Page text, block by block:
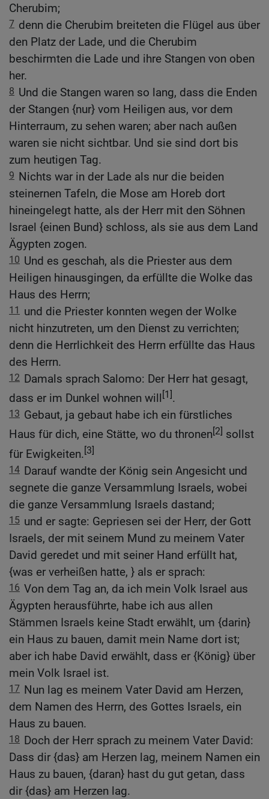
Cherubim;
7 denn die Cherubim breiteten die Flügel aus über
den Platz der Lade, und die Cherubim
beschirmten die Lade und ihre Stangen von oben
her.
8 Und die Stangen waren so lang, dass die Enden
der Stangen {nur} vom Heiligen aus, vor dem
Hinterraum, zu sehen waren; aber nach außen
waren sie nicht sichtbar. Und sie sind dort bis
zum heutigen Tag.
9 Nichts war in der Lade als nur die beiden
steinernen Tafeln, die Mose am Horeb dort
hineingelegt hatte, als der Herr mit den Söhnen
Israel {einen Bund} schloss, als sie aus dem Land
Ägypten zogen.
10 Und es geschah, als die Priester aus dem
Heiligen hinausgingen, da erfüllte die Wolke das
Haus des Herrn;
11 und die Priester konnten wegen der Wolke
nicht hinzutreten, um den Dienst zu verrichten;
denn die Herrlichkeit des Herrn erfüllte das Haus
des Herrn.
12 Damals sprach Salomo: Der Herr hat gesagt,
dass er im Dunkel wohnen will [1].
13 Gebaut, ja gebaut habe ich ein fürstliches
Haus für dich, eine Stätte, wo du thronen[2] sollst
für Ewigkeiten.[3]
14 Darauf wandte der König sein Angesicht und
segnete die ganze Versammlung Israels, wobei
die ganze Versammlung Israels dastand;
15 und er sagte: Gepriesen sei der Herr, der Gott
Israels, der mit seinem Mund zu meinem Vater
David geredet und mit seiner Hand erfüllt hat,
{was er verheißen hatte, } als er sprach:
16 Von dem Tag an, da ich mein Volk Israel aus
Ägypten herausführte, habe ich aus allen
Stämmen Israels keine Stadt erwählt, um {darin}
ein Haus zu bauen, damit mein Name dort ist;
aber ich habe David erwählt, dass er {König} über
mein Volk Israel ist.
17 Nun lag es meinem Vater David am Herzen,
dem Namen des Herrn, des Gottes Israels, ein
Haus zu bauen.
18 Doch der Herr sprach zu meinem Vater David:
Dass dir {das} am Herzen lag, meinem Namen ein
Haus zu bauen, {daran} hast du gut getan, dass
dir {das} am Herzen lag.